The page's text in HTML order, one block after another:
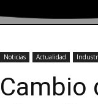
Noticias Actualidad
Cambio